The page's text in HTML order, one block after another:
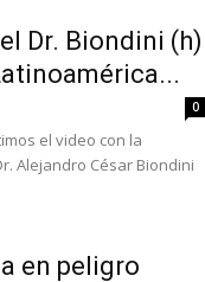
Dr. Biondini (h)
0
el video con la
Alejandro César Biondini
en peligro